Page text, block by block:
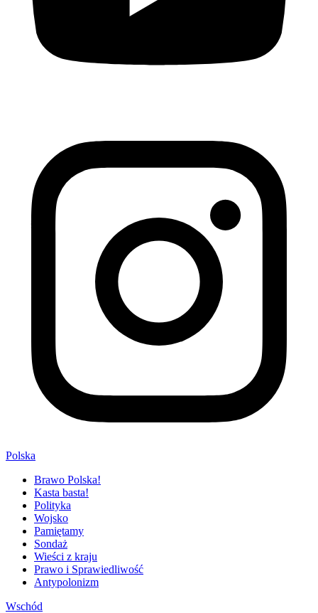
Polska
Brawo Polska!
Kasta basta!
Polityka
Wojsko
Pamiętamy
Sondaż
Wieści z kraju
Prawo i Sprawiedliwość
Antypolonizm
Wschód